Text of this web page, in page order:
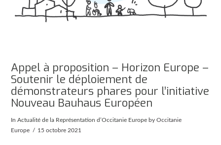
Appel à proposition – Horizon Europe –
Soutenir le déploiement de
démonstrateurs phares pour l’initiative
Nouveau Bauhaus Européen
InActualité de la Représentation d’Occitanie Europe by Occitanie
Europe
15 octobre 2021